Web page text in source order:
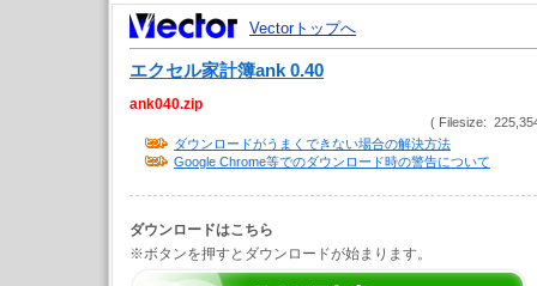
Vectorトップへ
エクセル家計簿ank 0.40
ank040.zip
( Filesize:
ダウンロードがうまくできない場合の解決方法
Google Chrome等でのダウンロード時の警告について
ダウンロードはこちら
※ボタンを押すとダウンロードが始まります。